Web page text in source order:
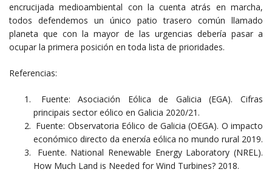
encrucijada medioambiental con la cuenta atrás en marcha,
todos defendemos un único patio trasero común llamado
planeta que con la mayor de las urgencias debería pasar a
ocupar la primera posición en toda lista de prioridades.
Referencias:
Fuente: Asociación Eólica de Galicia (EGA). Cifras
principais sector eólico en Galicia 2020/21.
Fuente: Observatoria Eólico de Galicia (OEGA). O impacto
económico directo da enerxía eólica no mundo rural 2019.
Fuente. National Renewable Energy Laboratory (NREL).
How Much Land is Needed for Wind Turbines? 2018.